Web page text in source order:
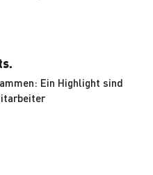
Ein Highlight sind